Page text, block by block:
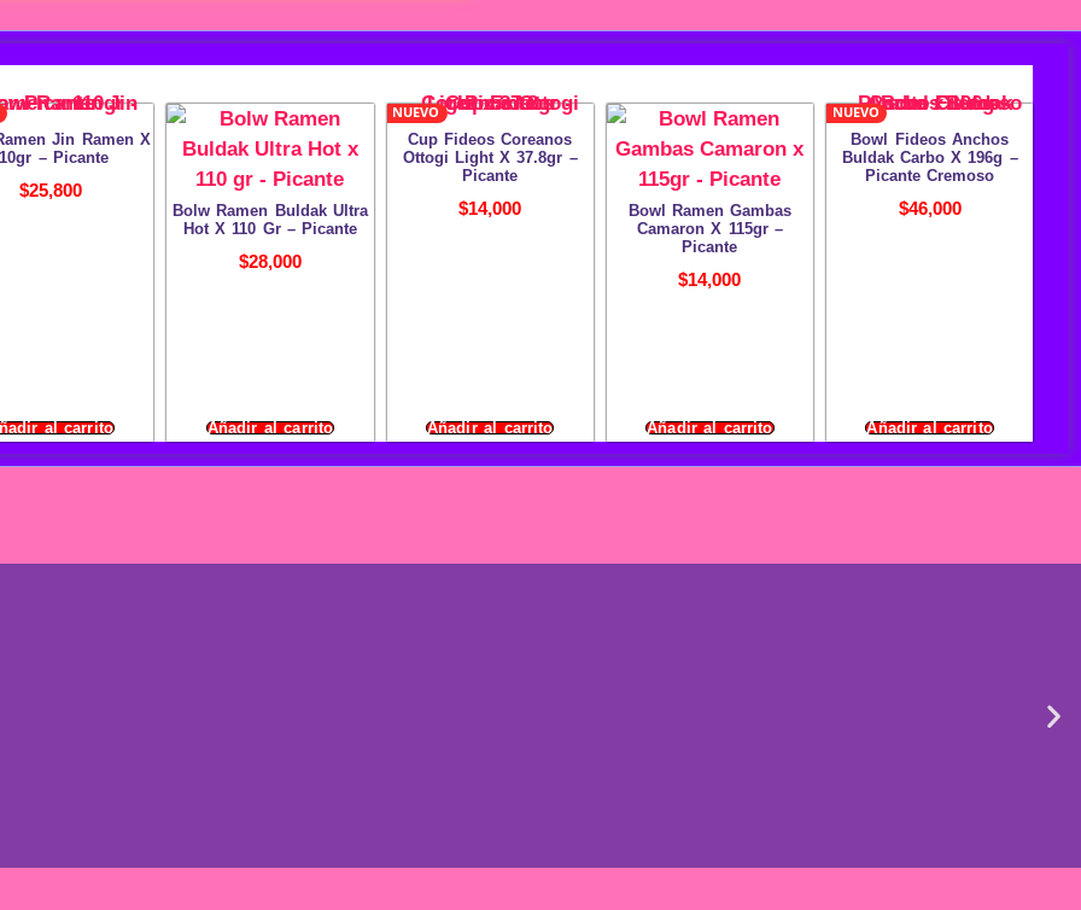
Jin Ramen X
– Picante
$25,800
al carrito
Bolw Ramen Buldak Ultra
Hot X 110 Gr – Picante
$28,000
Añadir al carrito
NUEVO
Cup Fideos Coreanos
Ottogi Light X 37.8gr –
Picante
$14,000
Añadir al carrito
Bowl Ramen Gambas
Camaron X 115gr –
Picante
$14,000
Añadir al carrito
NUEVO
Bowl Fideos Anchos
Buldak Carbo X 196g –
Picante Cremoso
$46,000
Añadir al carrito